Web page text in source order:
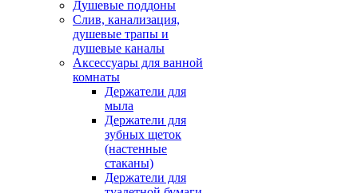
Душевые поддоны
Слив, канализация,
душевые трапы и
душевые каналы
Аксессуары для ванной
комнаты
Держатели для
мыла
Держатели для
зубных щеток
(настенные
стаканы)
Держатели для